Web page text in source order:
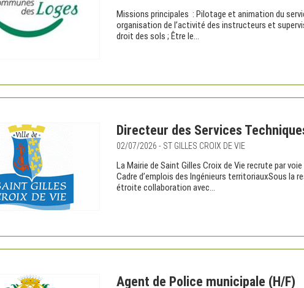
Missions principales : Pilotage et animation du
organisation de l’activité des instructeurs et
droit des sols ; Être le...
Directeur des Services
02/07/2026 - ST GILLES CROIX DE VIE
La Mairie de Saint Gilles Croix de Vie recrute par
Cadre d’emplois des Ingénieurs territoriauxSous la
étroite collaboration avec...
Agent de Police municipale (H/F)